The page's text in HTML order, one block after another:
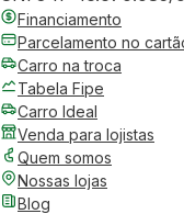
Financiamento
Parcelamento no
Carro na troca
Tabela Fipe
Carro Ideal
Venda para lojistas
Quem somos
Nossas lojas
Blog